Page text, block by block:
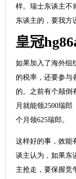
样。瑞士东谈主不
东谈主的，要我方
皇冠
如果加入了海外组
的税率，还要参与
的。之前有个颠倒
月就能领2500瑞
个月领625瑞郎。
这样好的事，效能
谈主认为，如果东
主抢走，要保握竞